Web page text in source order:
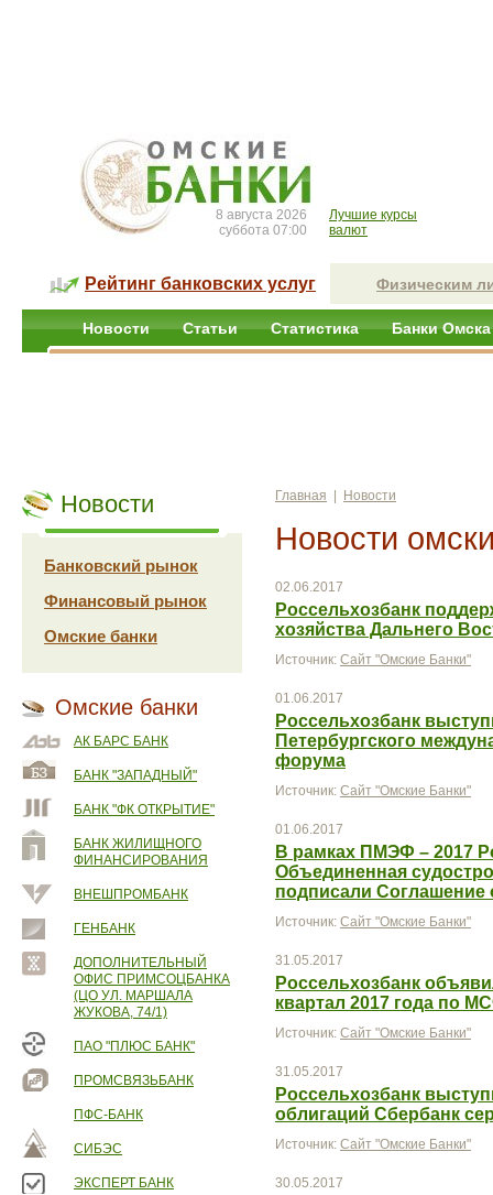
8 августа 2026
суббота 07:00
Лучшие курсы
валют
Рейтинг банковских услуг Физическим
Новости Статьи Статистика Банки Омска
Новости
Банковский рынок
Финансовый рынок
Омские банки
Омские банки
АК БАРС БАНК
БАНК "ЗАПАДНЫЙ"
БАНК "ФК ОТКРЫТИЕ"
БАНК ЖИЛИЩНОГО
ФИНАНСИРОВАНИЯ
ВНЕШПРОМБАНК
ГЕНБАНК
ДОПОЛНИТЕЛЬНЫЙ
ОФИС ПРИМСОЦБАНКА
(ЦО УЛ. МАРШАЛА
ЖУКОВА, 74/1)
ПАО "ПЛЮС БАНК"
ПРОМСВЯЗЬБАНК
ПФС-БАНК
СИБЭС
ЭКСПЕРТ БАНК
Главная Новости
Новости
02.06.2017
Россельхозбанк
хозяйства Дальнего
Источник: Сайт "Омские Банки"
01.06.2017
Россельхозбанк
Петербургского
форума
Источник: Сайт "Омские Банки"
01.06.2017
В рамках ПМЭФ – 2017
Объединенная
подписали Соглашение
Источник: Сайт "Омские Банки"
31.05.2017
Россельхозбанк
квартал 2017 года по
Источник: Сайт "Омские Банки"
31.05.2017
Россельхозбанк
облигаций Сбербанк
Источник: Сайт "Омские Банки"
30.05.2017